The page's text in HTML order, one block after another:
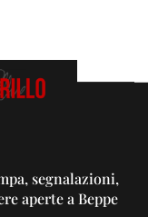
segnalazioni,
aperte a Beppe